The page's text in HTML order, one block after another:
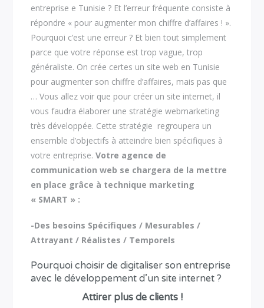
entreprise e Tunisie ? Et l’erreur fréquente consiste à
répondre « pour augmenter mon chiffre d’affaires ! ».
Pourquoi c’est une erreur ? Et bien tout simplement
parce que votre réponse est trop vague, trop
généraliste. On crée certes un site web en Tunisie
pour augmenter son chiffre d’affaires, mais pas que
… Vous allez voir que pour créer un site internet, il
vous faudra élaborer une stratégie webmarketing
très développée. Cette stratégie regroupera un
ensemble d’objectifs à atteindre bien spécifiques à
votre entreprise.Votre agence de
communication web se chargera de la mettre
en place grâce à technique marketing
« SMART » :
-Des besoins Spécifiques / Mesurables /
Attrayant / Réalistes / Temporels
Pourquoi choisir de digitaliser son entreprise
avec le développement d’un site internet ?
Attirer plus de clients !